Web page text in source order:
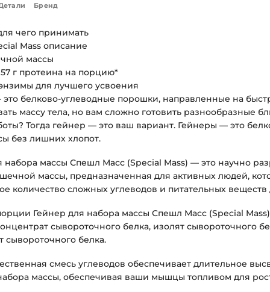
Бренд
чего принимать
Mass описание
массы
57 г протеина на порцию*
для лучшего усвоения
белково-углеводные порошки, направленные на
массу тела, но вам сложно готовить разнообразные
Тогда гейнер — это ваш вариант. Гейнеры — это
без лишних хлопот.
набора массы Спешл Масс (Special Mass) — это научно
массы, предназначенная для активных людей,
количество сложных углеводов и питательных
Гейнер для набора массы Спешл Масс (Special
сывороточного белка, изолят сывороточного
сывороточного белка.
смесь углеводов обеспечивает длительное
массы, обеспечивая ваши мышцы топливом для